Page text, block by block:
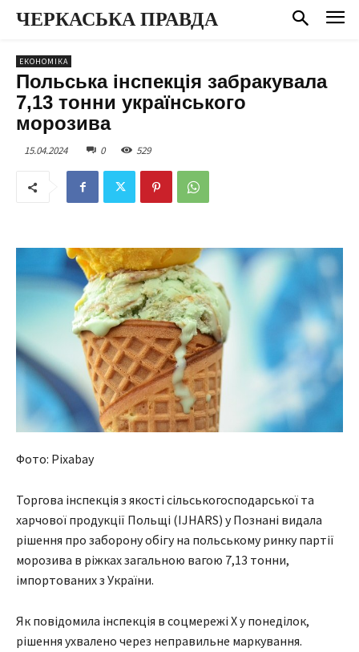
ЧЕРКАСЬКА ПРАВДА
ЕКОНОМІКА
Польська інспекція забракувала
7,13 тонни українського
морозива
15.04.2024 0 529
Фото: Pixabay
Торгова інспекція з якості сільськогосподарської та
харчової продукції Польщі (IJHARS) у Познані видала
рішення про заборону обігу на польському ринку партії
морозива в ріжках загальною вагою 7,13 тонни,
імпортованих з України.
Як повідомила інспекція в соцмережі X у понеділок,
рішення ухвалено через неправильне маркування.